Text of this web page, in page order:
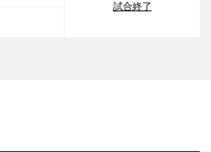
試合終了